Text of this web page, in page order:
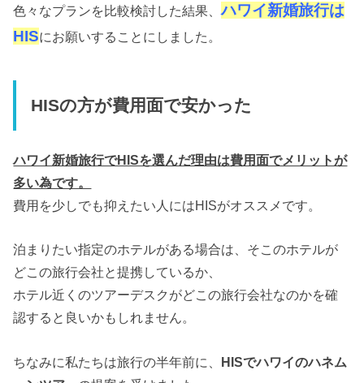
色々なプランを比較検討した結果、ハワイ新婚旅行は
HISにお願いすることにしました。
HISの方が費用面で安かった
ハワイ新婚旅行でHISを選んだ理由は費用面でメリットが
多い為です。
費用を少しでも抑えたい人にはHISがオススメです。
泊まりたい指定のホテルがある場合は、そこのホテルが
どこの旅行会社と提携しているか、
ホテル近くのツアーデスクがどこの旅行会社なのかを確
認すると良いかもしれません。
ちなみに私たちは旅行の半年前に、 HISでハワイのハネム